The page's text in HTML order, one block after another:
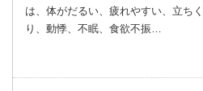
は、体がだるい、疲れやすい、立ち
り、動悸、不眠、食欲不振…